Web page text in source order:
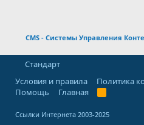
CMS - Системы Управления
Стандарт
Условия и правила
Политика
Помощь
Главная
R
Ссылки Интернета 2003-2025